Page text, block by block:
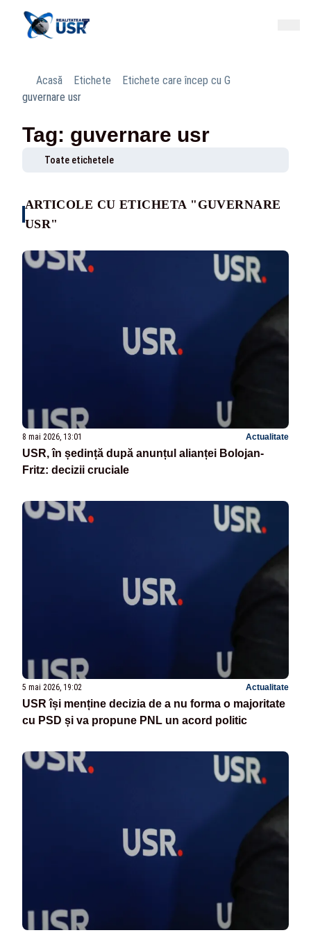
Acasă Etichete
Etichete care încep cu G
guvernare usr
Tag: guvernare usr
Toate etichetele
ARTICOLE CU ETICHETA "GUVERNARE
USR"
8 mai 2026, 13:01 Actualitate
USR, în ședință după anunțul alianței Bolojan-
Fritz: decizii cruciale
5 mai 2026, 19:02 Actualitate
USR își menține decizia de a nu forma o majoritate
cu PSD și va propune PNL un acord politic